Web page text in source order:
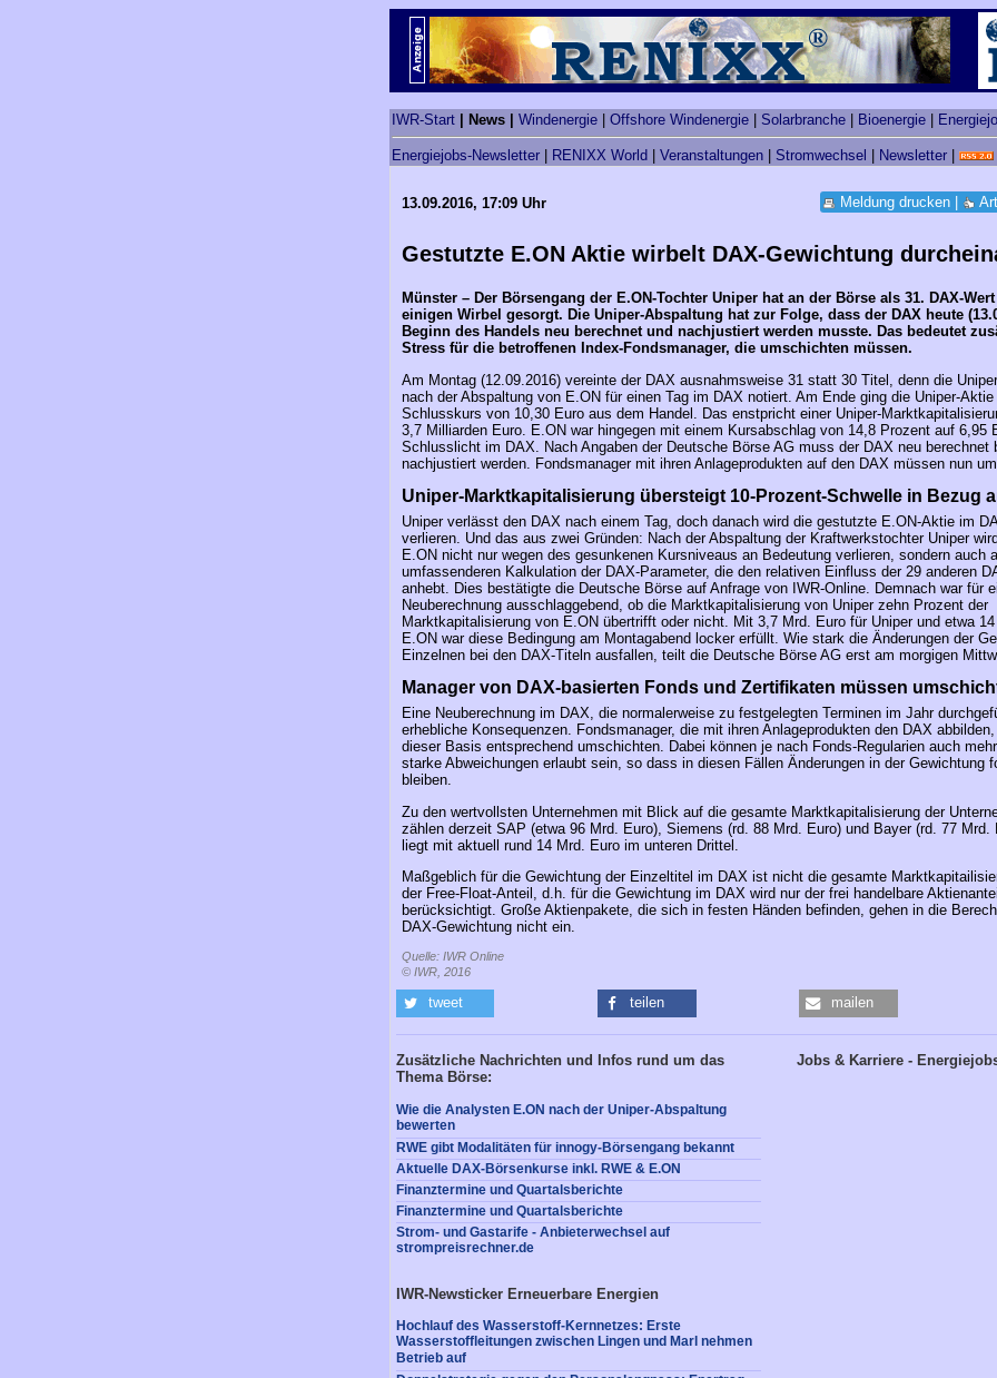
IWR-Start | News | Windenergie Offshore Windenergie Solarbranche Bioenergie
Energiejobs-Newsletter RENIXX World Veranstaltungen Stromwechsel Newsletter
Meldung drucken
13.09.2016, 17:09 Uhr
Gestutzte E.ON Aktie wirbelt DAX-Gewichtung
Münster – Der Börsengang der E.ON-Tochter Uniper hat an der Börse als 31. DAX-
einigen Wirbel gesorgt. Die Uniper-Abspaltung hat zur Folge, dass der DAX heute
Beginn des Handels neu berechnet und nachjustiert werden musste. Das bedeutet
Stress für die betroffenen Index-Fondsmanager, die umschichten müssen.
Am Montag (12.09.2016) vereinte der DAX ausnahmsweise 31 statt 30 Titel, denn die
nach der Abspaltung von E.ON für einen Tag im DAX notiert. Am Ende ging die Uniper-
Schlusskurs von 10,30 Euro aus dem Handel. Das enstpricht einer Uniper-
3,7 Milliarden Euro. E.ON war hingegen mit einem Kursabschlag von 14,8 Prozent auf 6,95
Schlusslicht im DAX. Nach Angaben der Deutsche Börse AG muss der DAX neu berechnet
nachjustiert werden. Fondsmanager mit ihren Anlageprodukten auf den DAX müssen nun
Uniper-Marktkapitalisierung übersteigt 10-Prozent-Schwelle in Bezug
Uniper verlässt den DAX nach einem Tag, doch danach wird die gestutzte E.ON-Aktie im
verlieren. Und das aus zwei Gründen: Nach der Abspaltung der Kraftwerkstochter Uniper
E.ON nicht nur wegen des gesunkenen Kursniveaus an Bedeutung verlieren, sondern auch
umfassenderen Kalkulation der DAX-Parameter, die den relativen Einfluss der 29 anderen
anhebt. Dies bestätigte die Deutsche Börse auf Anfrage von IWR-Online. Demnach war für
Neuberechnung ausschlaggebend, ob die Marktkapitalisierung von Uniper zehn Prozent der
Marktkapitalisierung von E.ON übertrifft oder nicht. Mit 3,7 Mrd. Euro für Uniper und etwa
E.ON war diese Bedingung am Montagabend locker erfüllt. Wie stark die Änderungen der
Einzelnen bei den DAX-Titeln ausfallen, teilt die Deutsche Börse AG erst am morgigen
Manager von DAX-basierten Fonds und Zertifikaten müssen
Eine Neuberechnung im DAX, die normalerweise zu festgelegten Terminen im Jahr
erhebliche Konsequenzen. Fondsmanager, die mit ihren Anlageprodukten den DAX
dieser Basis entsprechend umschichten. Dabei können je nach Fonds-Regularien auch
starke Abweichungen erlaubt sein, so dass in diesen Fällen Änderungen in der Gewichtung
bleiben.
Zu den wertvollsten Unternehmen mit Blick auf die gesamte Marktkapitalisierung der
zählen derzeit SAP (etwa 96 Mrd. Euro), Siemens (rd. 88 Mrd. Euro) und Bayer (rd. 77 Mrd.
liegt mit aktuell rund 14 Mrd. Euro im unteren Drittel.
Maßgeblich für die Gewichtung der Einzeltitel im DAX ist nicht die gesamte
der Free-Float-Anteil, d.h. für die Gewichtung im DAX wird nur der frei handelbare Aktienanteil
berücksichtigt. Große Aktienpakete, die sich in festen Händen befinden, gehen in die
DAX-Gewichtung nicht ein.
Quelle: IWR Online
© IWR, 2016
tweet teilen mailen
Zusätzliche Nachrichten und Infos rund um das
Thema Börse:
Wie die Analysten E.ON nach der Uniper-Abspaltung
bewerten
RWE gibt Modalitäten für innogy-Börsengang bekannt
Aktuelle DAX-Börsenkurse inkl. RWE & E.ON
Finanztermine und Quartalsberichte
Finanztermine und Quartalsberichte
Strom- und Gastarife - Anbieterwechsel auf
strompreisrechner.de
Jobs & Karriere -
IWR-Newsticker Erneuerbare Energien
Hochlauf des Wasserstoff-Kernnetzes: Erste
Wasserstoffleitungen zwischen Lingen und Marl nehmen
Betrieb auf